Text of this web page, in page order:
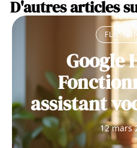
D'autres articles
FLASH
Google
assistant
12 mars